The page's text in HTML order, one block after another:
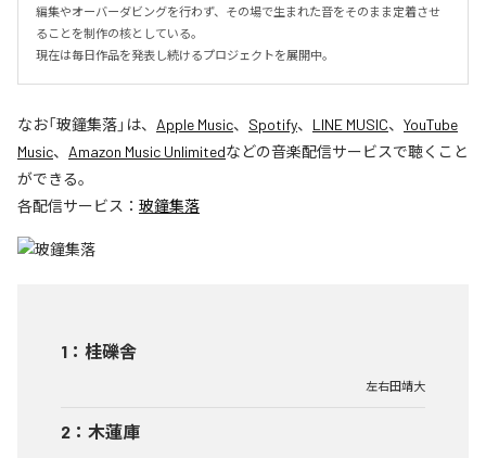
編集やオーバーダビングを行わず、その場で生まれた音をそのまま定着させ
ることを制作の核としている。
現在は毎日作品を発表し続けるプロジェクトを展開中。
なお「玻鐘集落」は、 Apple Music、 Spotify、 LINE MUSIC、 YouTube
Music、 Amazon Music Unlimitedなどの音楽配信サービスで聴くこと
ができる。
各配信サービス： 玻鐘集落
1 ： 桂礫舎
左右田靖大
2 ： 木蓮庫